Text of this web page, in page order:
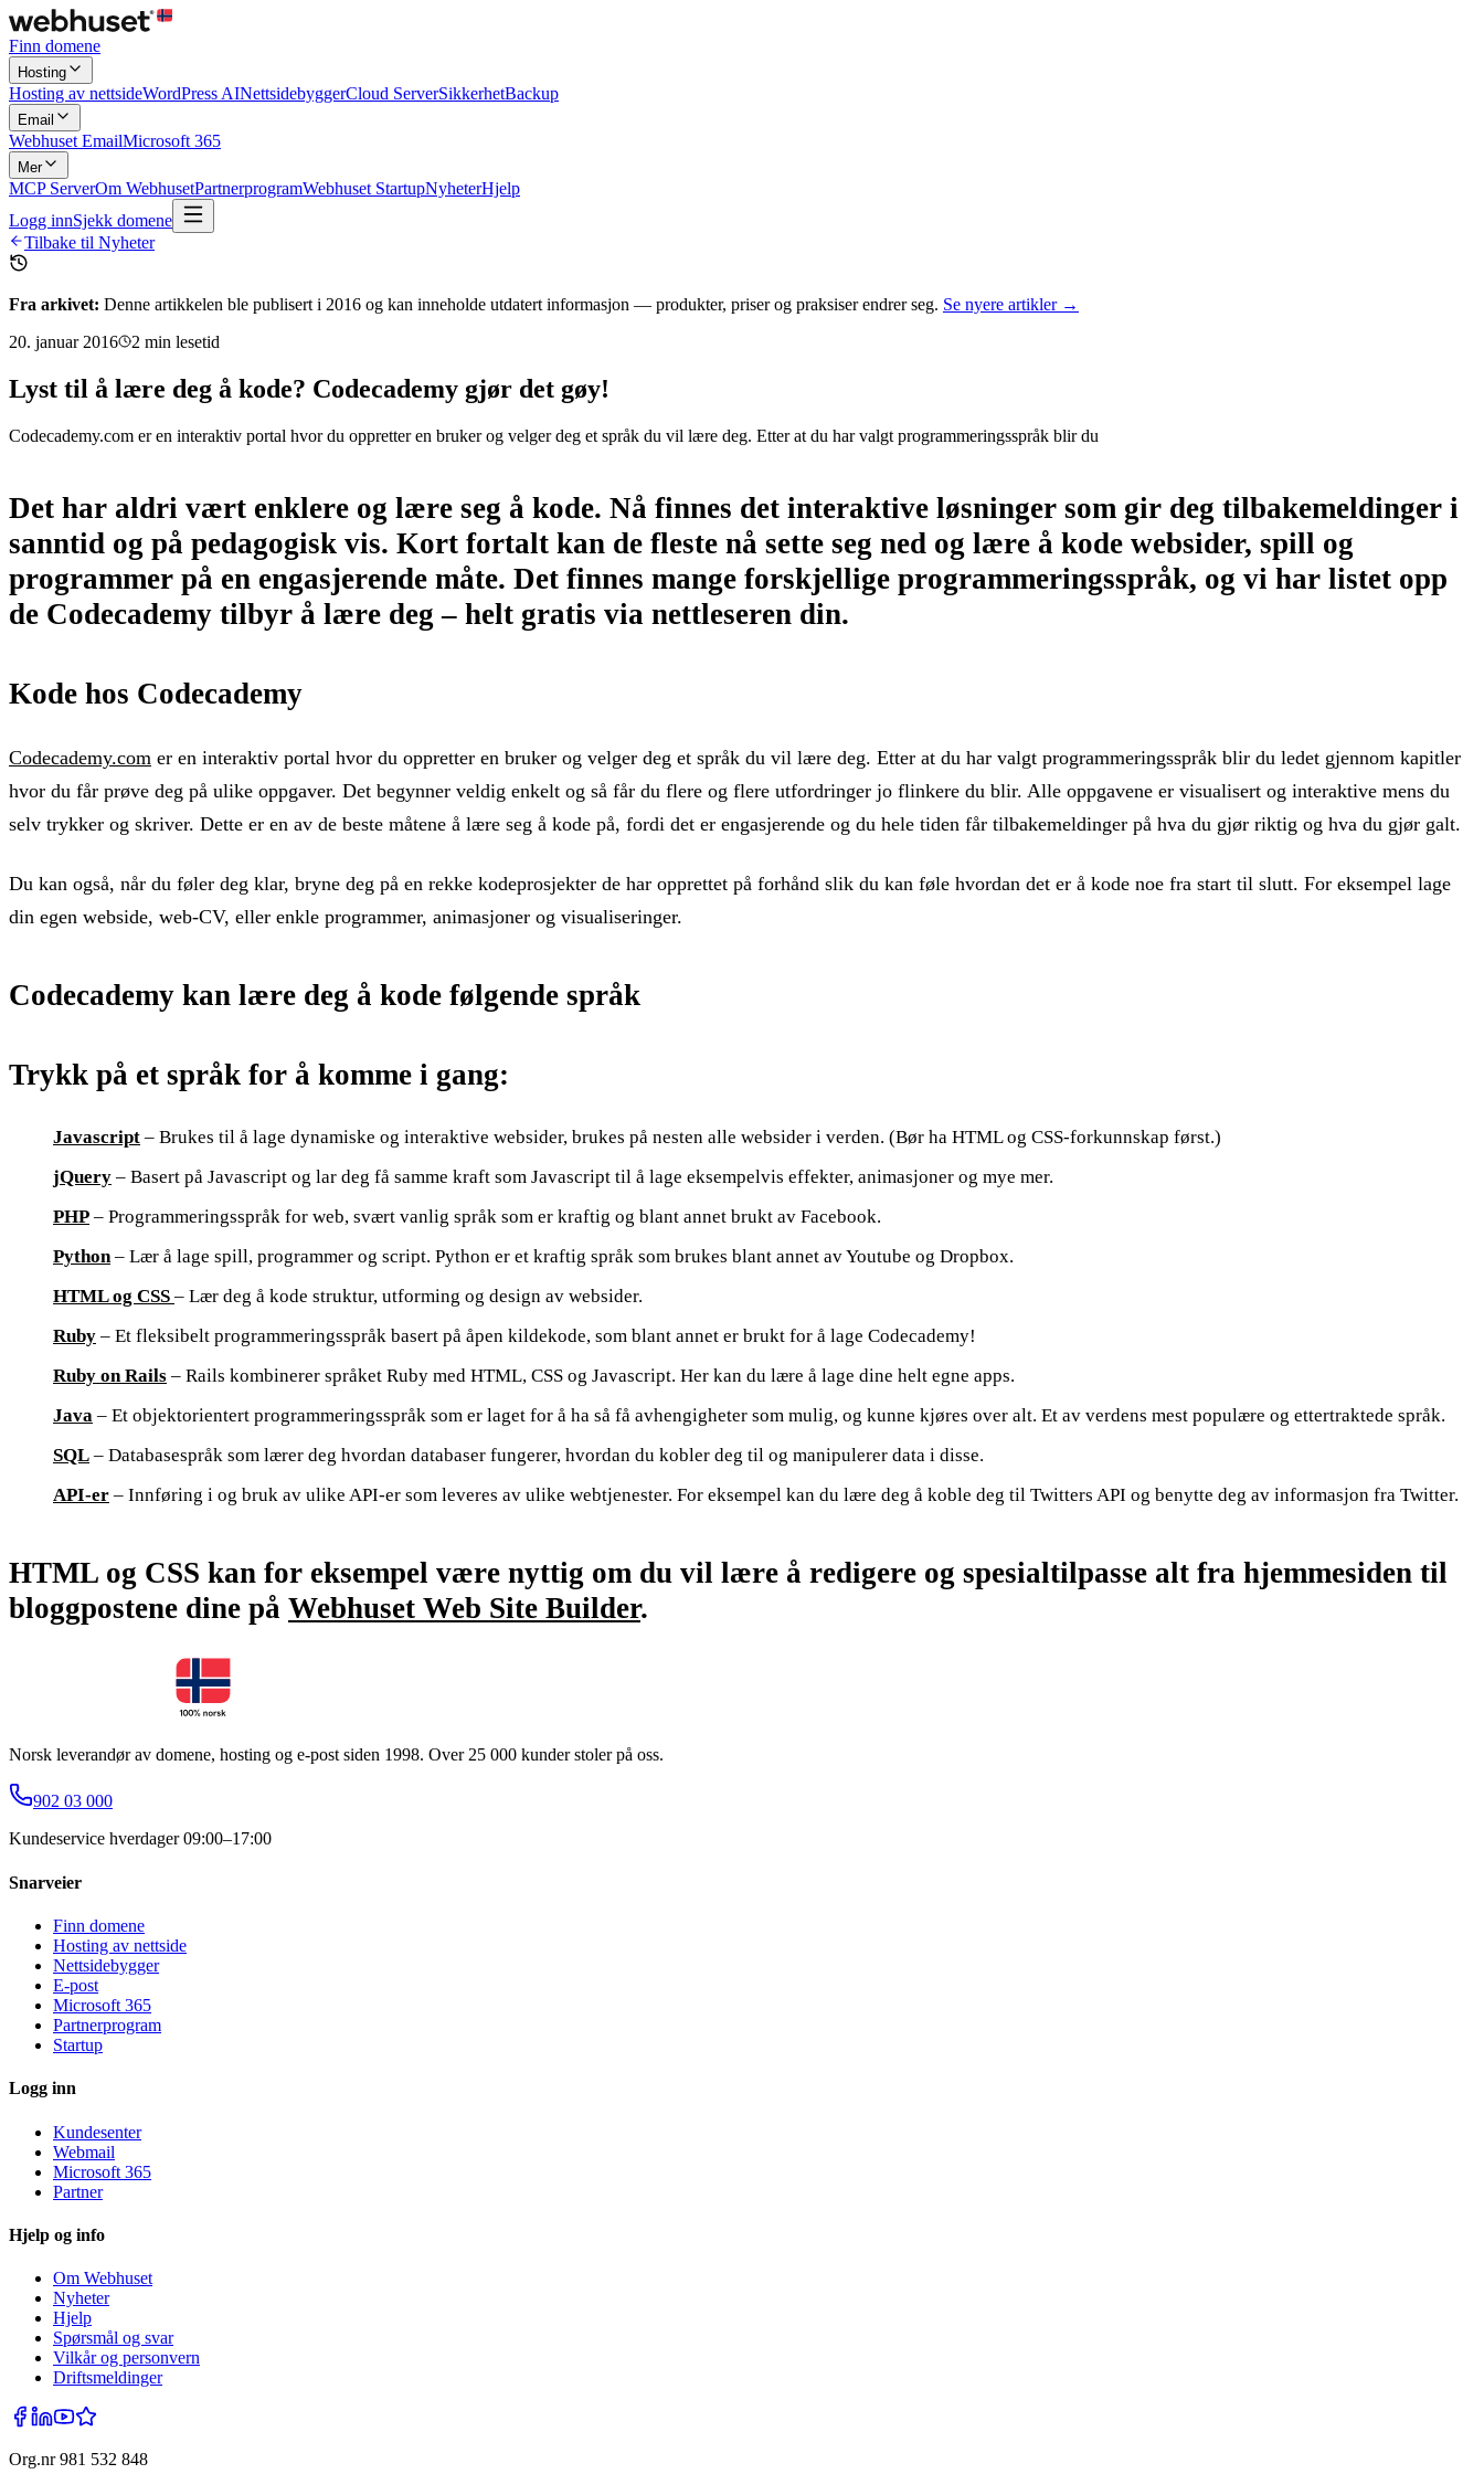
Finn domene
Hosting
Hosting av nettsideWordPress AINettsidebyggerCloud ServerSikkerhetBackup
Email
Webhuset EmailMicrosoft 365
Mer
MCP ServerOm WebhusetPartnerprogramWebhuset StartupNyheterHjelp
Logg innSjekk domene
Tilbake til Nyheter
Fra arkivet: Denne artikkelen ble publisert i 2016 og kan inneholde utdatert informasjon — produkter, priser og praksiser endrer seg. Se nyere artikler →
20. januar 2016
2 min lesetid
Lyst til å lære deg å kode? Codecademy gjør det gøy!
Codecademy.com er en interaktiv portal hvor du oppretter en bruker og velger deg et språk du vil lære deg. Etter at du har valgt programmeringsspråk blir du
Det har aldri vært enklere og lære seg å kode. Nå finnes det interaktive løsninger som gir deg tilbakemeldinger i
sanntid og på pedagogisk vis. Kort fortalt kan de fleste nå sette seg ned og lære å kode websider, spill og
programmer på en engasjerende måte. Det finnes mange forskjellige programmeringsspråk, og vi har listet opp
de Codecademy tilbyr å lære deg – helt gratis via nettleseren din.
Kode hos Codecademy
Codecademy.com er en interaktiv portal hvor du oppretter en bruker og velger deg et språk du vil lære deg. Etter at du har valgt programmeringsspråk blir du ledet gjennom kapitler
hvor du får prøve deg på ulike oppgaver. Det begynner veldig enkelt og så får du flere og flere utfordringer jo flinkere du blir. Alle oppgavene er visualisert og interaktive mens du
selv trykker og skriver. Dette er en av de beste måtene å lære seg å kode på, fordi det er engasjerende og du hele tiden får tilbakemeldinger på hva du gjør riktig og hva du gjør galt.
Du kan også, når du føler deg klar, bryne deg på en rekke kodeprosjekter de har opprettet på forhånd slik du kan føle hvordan det er å kode noe fra start til slutt. For eksempel lage
din egen webside, web-CV, eller enkle programmer, animasjoner og visualiseringer.
Codecademy kan lære deg å kode følgende språk
Trykk på et språk for å komme i gang:
Javascript – Brukes til å lage dynamiske og interaktive websider, brukes på nesten alle websider i verden. (Bør ha HTML og CSS-forkunnskap først.)
jQuery – Basert på Javascript og lar deg få samme kraft som Javascript til å lage eksempelvis effekter, animasjoner og mye mer.
PHP – Programmeringsspråk for web, svært vanlig språk som er kraftig og blant annet brukt av Facebook.
Python – Lær å lage spill, programmer og script. Python er et kraftig språk som brukes blant annet av Youtube og Dropbox.
HTML og CSS – Lær deg å kode struktur, utforming og design av websider.
Ruby – Et fleksibelt programmeringsspråk basert på åpen kildekode, som blant annet er brukt for å lage Codecademy!
Ruby on Rails – Rails kombinerer språket Ruby med HTML, CSS og Javascript. Her kan du lære å lage dine helt egne apps.
Java – Et objektorientert programmeringsspråk som er laget for å ha så få avhengigheter som mulig, og kunne kjøres over alt. Et av verdens mest populære og ettertraktede språk.
SQL – Databasespråk som lærer deg hvordan databaser fungerer, hvordan du kobler deg til og manipulerer data i disse.
API-er – Innføring i og bruk av ulike API-er som leveres av ulike webtjenester. For eksempel kan du lære deg å koble deg til Twitters API og benytte deg av informasjon fra Twitter.
HTML og CSS kan for eksempel være nyttig om du vil lære å redigere og spesialtilpasse alt fra hjemmesiden til
bloggpostene dine på Webhuset Web Site Builder.
Norsk leverandør av domene, hosting og e-post siden 1998. Over 25 000 kunder stoler på oss.
902 03 000
Kundeservice hverdager 09:00–17:00
Snarveier
Finn domene
Hosting av nettside
Nettsidebygger
E-post
Microsoft 365
Partnerprogram
Startup
Logg inn
Kundesenter
Webmail
Microsoft 365
Partner
Hjelp og info
Om Webhuset
Nyheter
Hjelp
Spørsmål og svar
Vilkår og personvern
Driftsmeldinger
Org.nr 981 532 848